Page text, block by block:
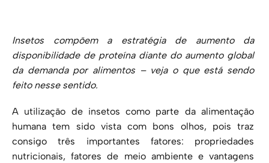
Insetos compõem a estratégia de aumento da
disponibilidade de proteína diante do aumento global
da demanda por alimentos – veja o que está sendo
feito nesse sentido.
A utilização de insetos como parte da alimentação
humana tem sido vista com bons olhos, pois traz
consigo três importantes fatores: propriedades
nutricionais, fatores de meio ambiente e vantagens